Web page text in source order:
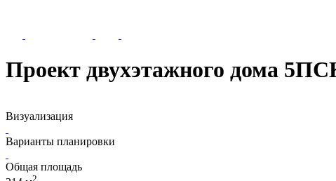
Проект двухэтажного дома
Визуализация
Варианты планировки
Общая площадь
2